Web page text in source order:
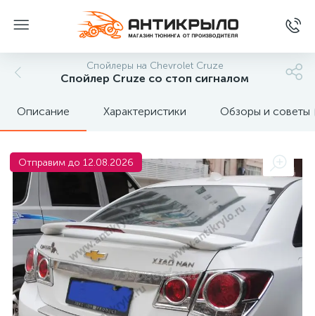
Спойлеры на Chevrolet Cruze
Спойлер Cruze со стоп сигналом
Описание Характеристики Обзоры и советы
Отправим до 12.08.2026